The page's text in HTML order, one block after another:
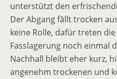
unterstützt den
Der Abgang fällt trocken
keine Rolle, dafür treten
Fasslagerung noch einmal
Nachhall bleibt eher kurz,
angenehm trockenen und